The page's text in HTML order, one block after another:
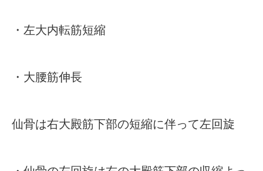
・左大内転筋短縮
・大腰筋伸長
仙骨は右大殿筋下部の短縮に伴って左回旋